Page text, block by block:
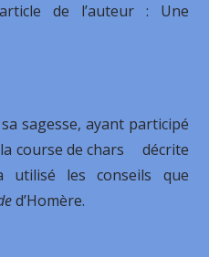
de l’auteur : Une
sagesse, ayant participé
course de chars décrite
utilisé les conseils que
d’Homère.